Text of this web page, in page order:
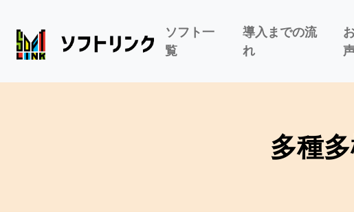
ソフト一
覧
導入までの流
れ
多種